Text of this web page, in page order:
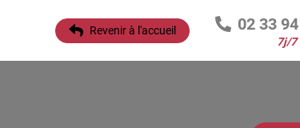
Revenir à l'accueil 02 33
7j/7